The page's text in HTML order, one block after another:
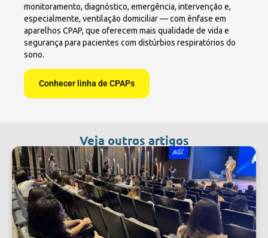
monitoramento, diagnóstico, emergência, intervenção e,
especialmente, ventilação domiciliar — com ênfase em
aparelhos CPAP, que oferecem mais qualidade de vida e
segurança para pacientes com distúrbios respiratórios do
sono.
Conhecer linha de CPAPs
Veja outros artigos